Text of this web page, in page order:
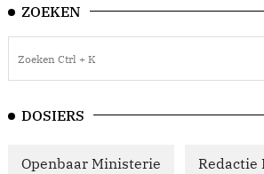
ZOEKEN
DOSIERS
Openbaar Ministerie Redactie